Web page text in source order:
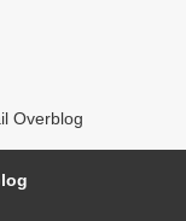
Overblog